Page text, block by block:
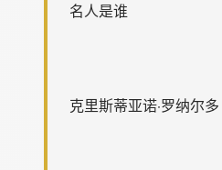
名人是谁
克里斯蒂亚诺·罗纳尔多